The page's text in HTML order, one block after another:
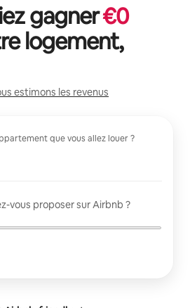
gagner€0
logement,
estimons les revenus
que vous allez louer ?
vous proposer sur Airbnb ?